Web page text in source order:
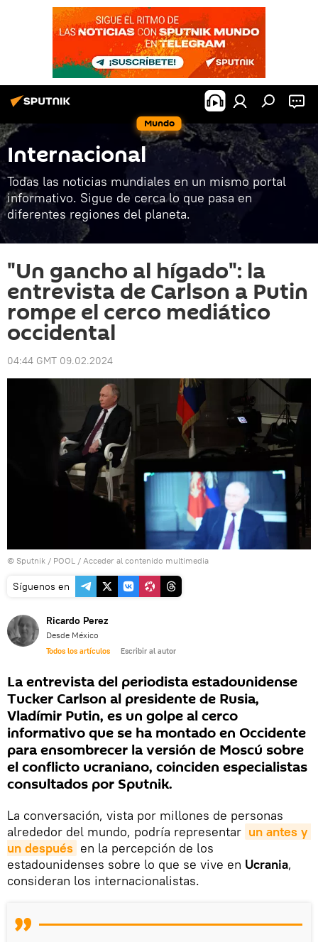
Mundo
Internacional
Todas las noticias mundiales en un mismo portal
informativo. Sigue de cerca lo que pasa en
diferentes regiones del planeta.
"Un gancho al hígado": la
entrevista de Carlson a Putin
rompe el cerco mediático
occidental
04:44 GMT 09.02.2024
© Sputnik / POOL / Acceder al contenido multimedia
Síguenos en
Ricardo Perez
Desde México
Todos los artículos Escribir al autor
La entrevista del periodista estadounidense
Tucker Carlson al presidente de Rusia,
Vladímir Putin, es un golpe al cerco
informativo que se ha montado en Occidente
para ensombrecer la versión de Moscú sobre
el conflicto ucraniano, coinciden especialistas
consultados por Sputnik.
La conversación, vista por millones de personas
alrededor del mundo, podría representar un antes y
un después en la percepción de los
estadounidenses sobre lo que se vive en Ucrania,
consideran los internacionalistas.